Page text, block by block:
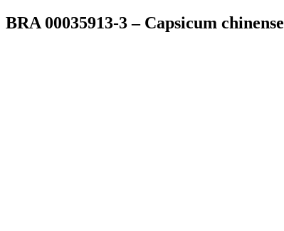
BRA 00035913-3 – Capsicum chinense